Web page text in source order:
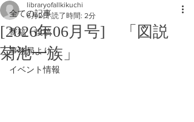
全ての記事
寄稿・投稿
事務局より
イベント情報
[2026年06月号] 「図説
菊池一族」
libraryofallkikuchi
6月2日 読了時間: 2分